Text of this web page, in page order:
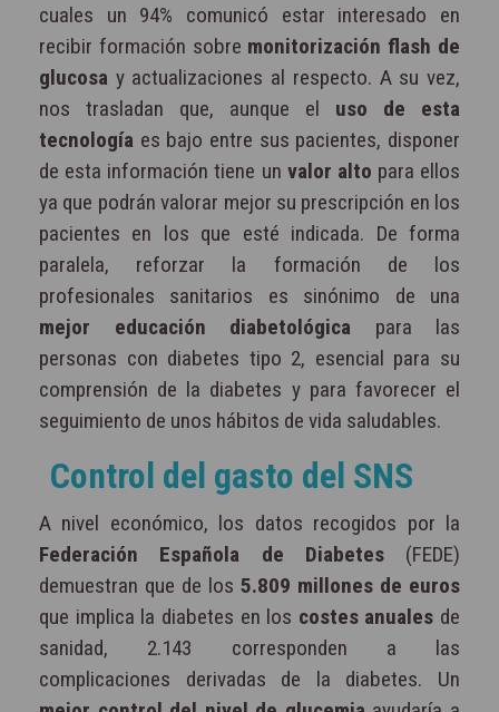
cuales un 94% comunicó estar interesado en
recibir formación sobre monitorización flash de
glucosa y actualizaciones al respecto. A su vez,
nos trasladan que, aunque el uso de esta
tecnología es bajo entre sus pacientes, disponer
de esta información tiene un valor alto para ellos
ya que podrán valorar mejor su prescripción en los
pacientes en los que esté indicada. De forma
paralela, reforzar la formación de los
profesionales sanitarios es sinónimo de una
mejor educación diabetológica para las
personas con diabetes tipo 2, esencial para su
comprensión de la diabetes y para favorecer el
seguimiento de unos hábitos de vida saludables.
Control del gasto del SNS
A nivel económico, los datos recogidos por la
Federación Española de Diabetes(FEDE)
demuestran que de los 5.809 millones de euros
que implica la diabetes en los costes anuales de
sanidad, 2.143 corresponden a las
complicaciones derivadas de la diabetes. Un